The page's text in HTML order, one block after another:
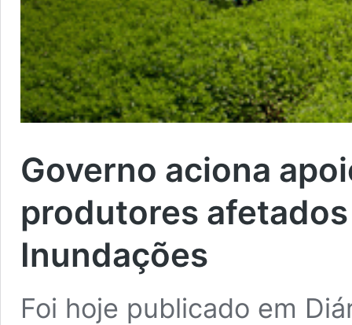
Governo aciona
produtores
Inundações
Foi hoje publicado em